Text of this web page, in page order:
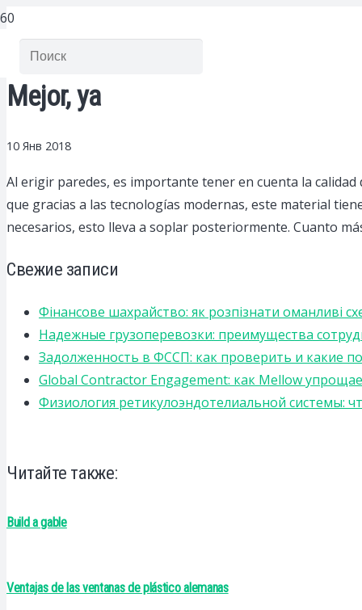
Mejor, ya
10 Янв 2018
Al erigir paredes, es importante tener en cuenta la
que gracias a las tecnologías modernas, este material
necesarios, esto lleva a soplar posteriormente. Cuanto
Свежие записи
Фінансове шахрайство: як розпізнати оманливі
Надежные грузоперевозки: преимущества
Задолженность в ФССП: как проверить и какие
Global Contractor Engagement: как Mellow
Физиология ретикулоэндотелиальной системы:
Читайте также:
Build a gable
Ventajas de las ventanas de plástico alemanas